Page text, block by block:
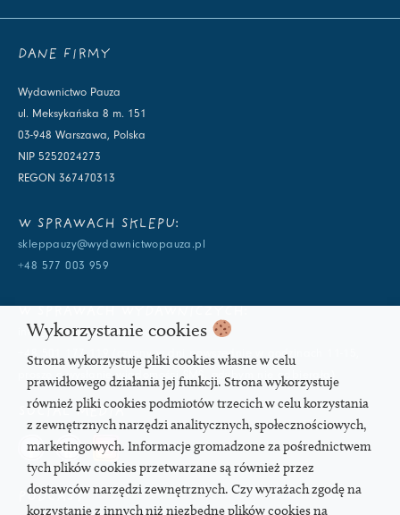
DANE FIRMY
Wydawnictwo Pauza
ul. Meksykańska 8 m. 151
03-948 Warszawa, Polska
NIP 5252024273
REGON 367470313
W SPRAWACH SKLEPU:
skleppauzy@wydawnictwopauza.pl
+48 577 003 959
info@wydawnictwopauza.pl
+48 501 177 119 (czynny w dni powszednie w godzinach 11-15,
proszę o wysłanie wiadomości SMS, gdybym nie odbierała)
SOCIAL MEDIA
PODCAST
Wykorzystanie cookies
Strona wykorzystuje pliki cookies własne w celu
prawidłowego działania jej funkcji. Strona wykorzystuje
również pliki cookies podmiotów trzecich w celu korzystania
z zewnętrznych narzędzi analitycznych, społecznościowych,
marketingowych. Informacje gromadzone za pośrednictwem
tych plików cookies przetwarzane są również przez
dostawców narzędzi zewnętrznych. Czy wyrażach zgodę na
korzystanie z innych niż niezbędne plików cookies na